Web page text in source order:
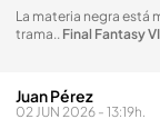
La materia negra está
trama.. Final Fantasy
Juan Pérez
02 JUN 2026 - 13:19h.